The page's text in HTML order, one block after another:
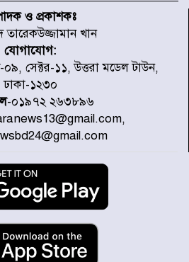
পর্যায়ে : ইরান
অপরাধীর বিচার এ দেশেই
সে যত শক্তিশালীই হোক না কেন,
চট্টগ্রামে জুলাই গণঅভ্যুত্থান দিবসে
মীর হেলাল
৫ দিন বৃষ্টির আভাস
বক্তব্য প্রচারে ভারতের সমর্থন
গণঅভ্যুত্থানে আহত যোদ্ধা
ও প্রকাশকঃ
তারেকউজ্জামান খান
যোগাযোগ:
সেক্টর-১১, উত্তরা মডেল টাউন,
ঢাকা-১২৩০
-০১৯৭২ ২৬৩৮৯৬